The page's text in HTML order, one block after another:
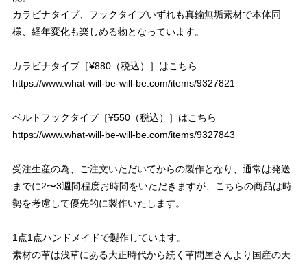
カラビナタイプ、フックタイプいずれも真鍮無垢素材で本体同
様、経年変化も楽しめる物となっています。
カラビナタイプ［¥880（税込）］はこちら
https://www.what-will-be-will-be.com/items/9327821
ベルトフックタイプ［¥550（税込）］はこちら
https://www.what-will-be-will-be.com/items/9327843
受注生産の為、ご注文いただいてからの製作となり、通常は発送
までに2〜3週間程度お時間をいただきますが、こちらの商品は時
勢を考慮して優先的に製作いたします。
1点1点ハンドメイドで製作しています。
素材の革は浅草にある大正時代から続く革問屋さんより国産の天